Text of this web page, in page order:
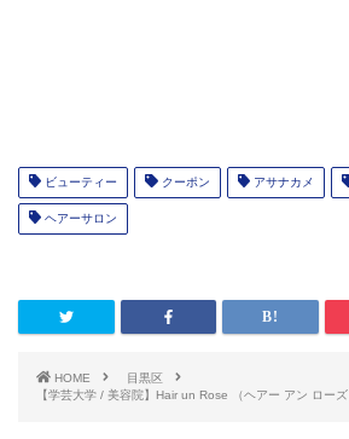
ビューティー クーポン アサナカメ
ヘアーサロン
HOME
目黒区
【学芸大学 / 美容院】Hair un Rose （ヘアー アン ローズ